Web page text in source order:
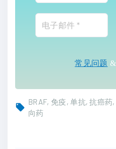
常见问题 &
BRAF 免疫 单抗 抗癌药
向药